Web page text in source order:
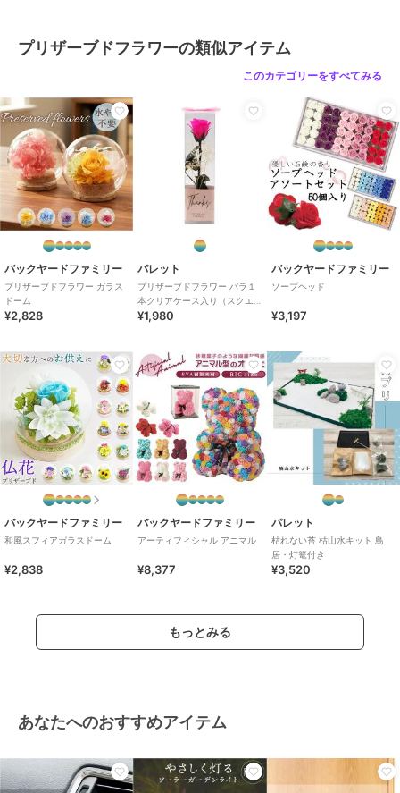
プリザーブドフラワーの類似アイテム
このカテゴリーをすべてみる
バックヤードファミリー
プリザーブドフラワー ガラス
ドーム
¥2,828
パレット
プリザーブドフラワー バラ１
本クリアケース入り（スクエ
ア）ブライトピンク
¥1,980
バックヤードファミリー
ソープヘッド
¥3,197
バックヤードファミリー
和風スフィアガラスドーム
¥2,838
バックヤードファミリー
アーティフィシャル アニマル
¥8,377
パレット
枯れない苔 枯山水キット 鳥
居・灯篭付き
¥3,520
もっとみる
あなたへのおすすめアイテム